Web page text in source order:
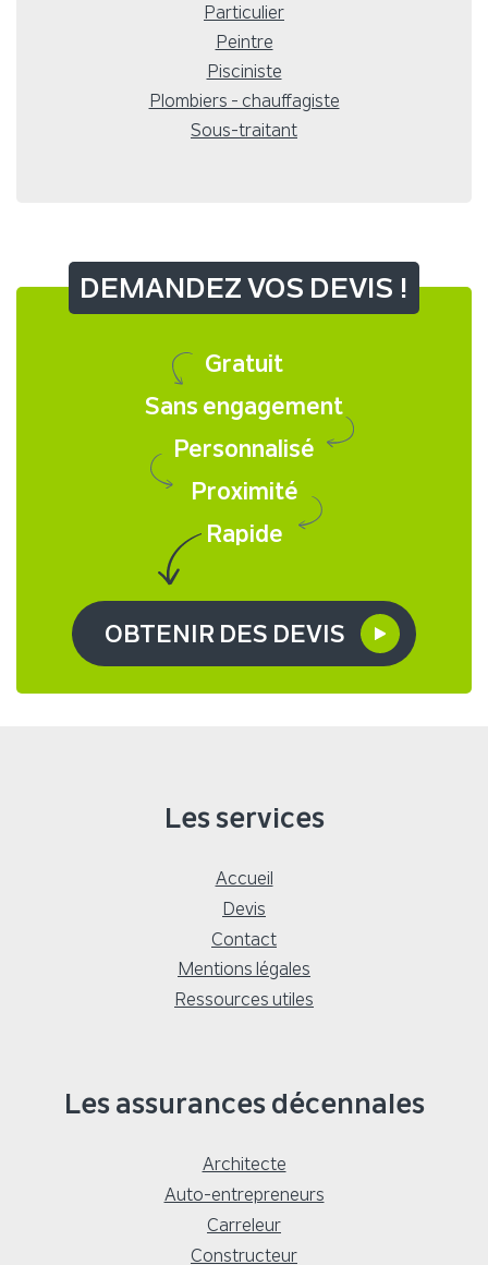
Particulier
Peintre
Pisciniste
Plombiers - chauffagiste
Sous-traitant
DEMANDEZ VOS DEVIS !
Gratuit
Sans engagement
Personnalisé
Proximité
Rapide
OBTENIR DES DEVIS
Les services
Accueil
Devis
Contact
Mentions légales
Ressources utiles
Les assurances décennales
Architecte
Auto-entrepreneurs
Carreleur
Constructeur